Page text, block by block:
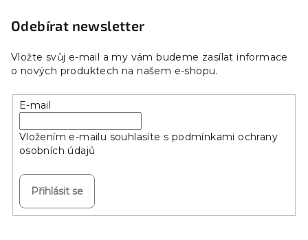
Odebírat newsletter
Vložte svůj e-mail a my vám budeme zasílat informace
o nových produktech na našem e-shopu.
E-mail
Vložením e-mailu souhlasíte s podmínkami ochrany
osobních údajů
Přihlásit se